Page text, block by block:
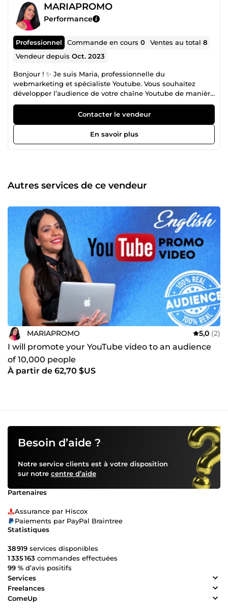
MARIAPROMO
Performance
Professionnel Commande en cours0 Ventes au total8
Vendeur depuisOct. 2023
Bonjour ! ✨ Je suis Maria, professionnelle du
webmarketing et spécialiste Youtube. Vous souhaitez
développer l’audience de votre chaîne Youtube de manière
efficace et durable ? Alors je suis à votre écoute.
Contacter le vendeur
En savoir plus
Autres services de ce vendeur
MARIAPROMO 5,0 (2)
I will promote your YouTube video to an audience
of 10,000 people
À partir de 62,70 $US
Besoin d’aide ?
Notre service clients est à votre disposition
sur notre centre d’aide
Partenaires
Assurance par Hiscox
Paiements par PayPal Braintree
Statistiques
38 919 services disponibles
1 335 163 commandes effectuées
99 % d’avis positifs
Services
Freelances
ComeUp